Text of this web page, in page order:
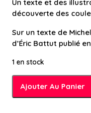
Un texte et des
découverte des
Sur un texte de
d’Éric Battut publié
1 en stock
quantité
deAjouter Au Panier